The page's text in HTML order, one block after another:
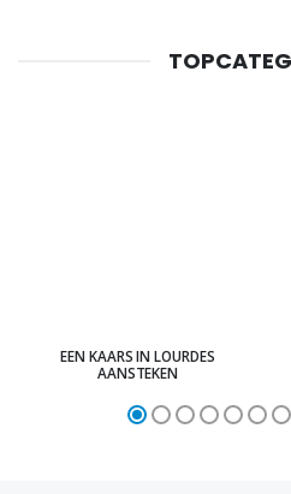
EEN KAARS IN LOURDES
AANSTEKEN